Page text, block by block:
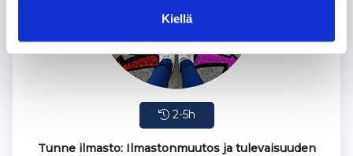
Kiellä
2-5h
Tunne ilmasto: Ilmastonmuutos ja tulevaisuuden